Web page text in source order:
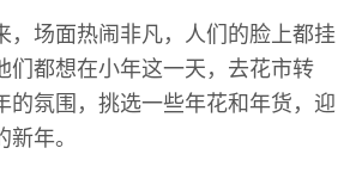
，场面热闹非凡，人们的脸上都挂
们都想在小年这一天，去花市转
的氛围，挑选一些年花和年货，迎
年。